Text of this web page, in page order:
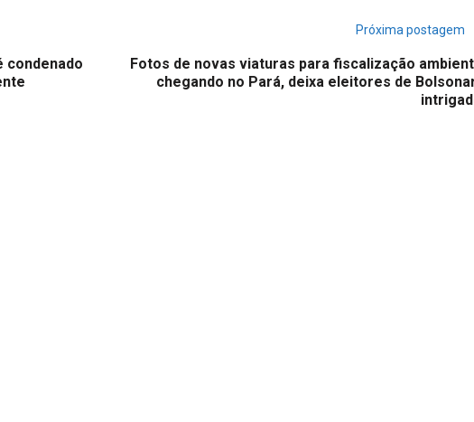
condenado
Próxima postagem
Fotos de novas viaturas para fiscalização
chegando no Pará, deixa eleitores de